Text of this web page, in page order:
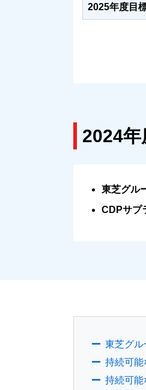
2025年度目
2024
東芝グル
CDPサプ
東芝グル
持続可能
持続可能